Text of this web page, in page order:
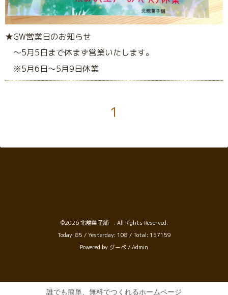
★GW営業日のお知らせ
～5月5日まで休まず営業いたします。
※5月6日～5月9日休業
1
©2026北舘菓子舗 . All Rights Reserved.
Today: 85 / Yesterday: 108 / Total: 157159
Powered by グーペ/Admin
誰でも簡単、無料でつくれるホームページ